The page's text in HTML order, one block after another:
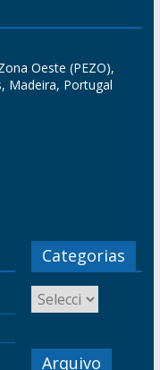
Oeste (PEZO),
Madeira, Portugal
Categorias
Arquivo